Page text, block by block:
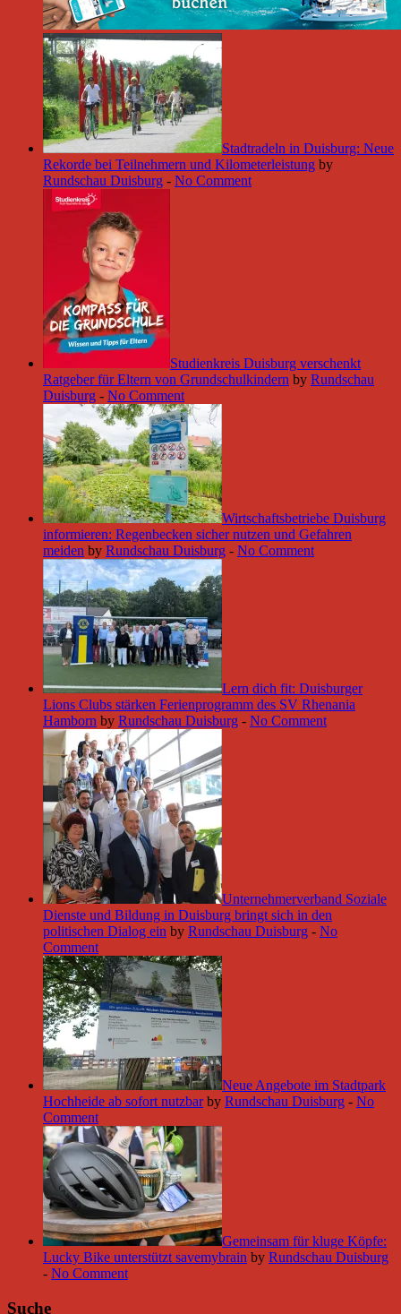
Stadtradeln in Duisburg: Neue
Rekorde bei Teilnehmern und Kilometerleistung by
Rundschau Duisburg - No Comment
Studienkreis Duisburg verschenkt
Ratgeber für Eltern von Grundschulkindern by Rundschau
Duisburg - No Comment
Wirtschaftsbetriebe Duisburg
informieren: Regenbecken sicher nutzen und Gefahren
meiden by Rundschau Duisburg - No Comment
Lern dich fit: Duisburger
Lions Clubs stärken Ferienprogramm des SV Rhenania
Hamborn by Rundschau Duisburg - No Comment
Unternehmerverband Soziale
Dienste und Bildung in Duisburg bringt sich in den
politischen Dialog ein by Rundschau Duisburg - No
Comment
Neue Angebote im Stadtpark
Hochheide ab sofort nutzbar by Rundschau Duisburg - No
Comment
Gemeinsam für kluge Köpfe:
Lucky Bike unterstützt savemybrain by Rundschau Duisburg
- No Comment
Suche